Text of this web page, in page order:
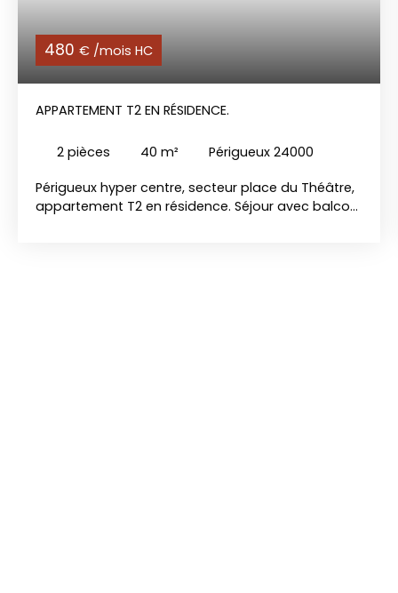
480 € /mois HC
APPARTEMENT T2 EN RÉSIDENCE.
2 pièces 40 m² Périgueux 24000
Périgueux hyper centre, secteur place du Théâtre,
appartement T2 en résidence. Séjour avec balcon,